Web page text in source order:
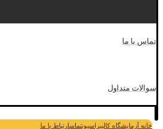
تماس با ما
سوالات متداول
خانه آزمایشگاه کالیبراسیونتماسارتباط با ما